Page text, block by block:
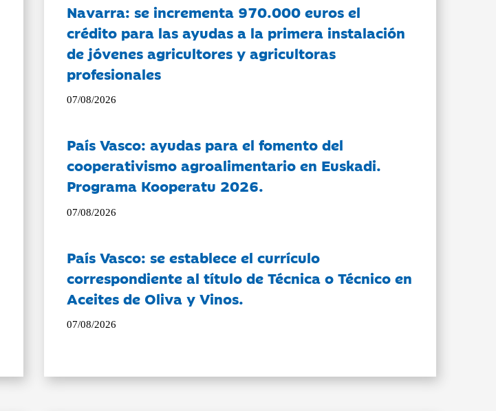
Navarra: se incrementa 970.000 euros el
crédito para las ayudas a la primera instalación
de jóvenes agricultores y agricultoras
profesionales
07/08/2026
País Vasco: ayudas para el fomento del
cooperativismo agroalimentario en Euskadi.
Programa Kooperatu 2026.
07/08/2026
País Vasco: se establece el currículo
correspondiente al título de Técnica o Técnico en
Aceites de Oliva y Vinos.
07/08/2026